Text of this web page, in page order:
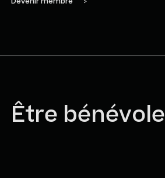
Être bénévole